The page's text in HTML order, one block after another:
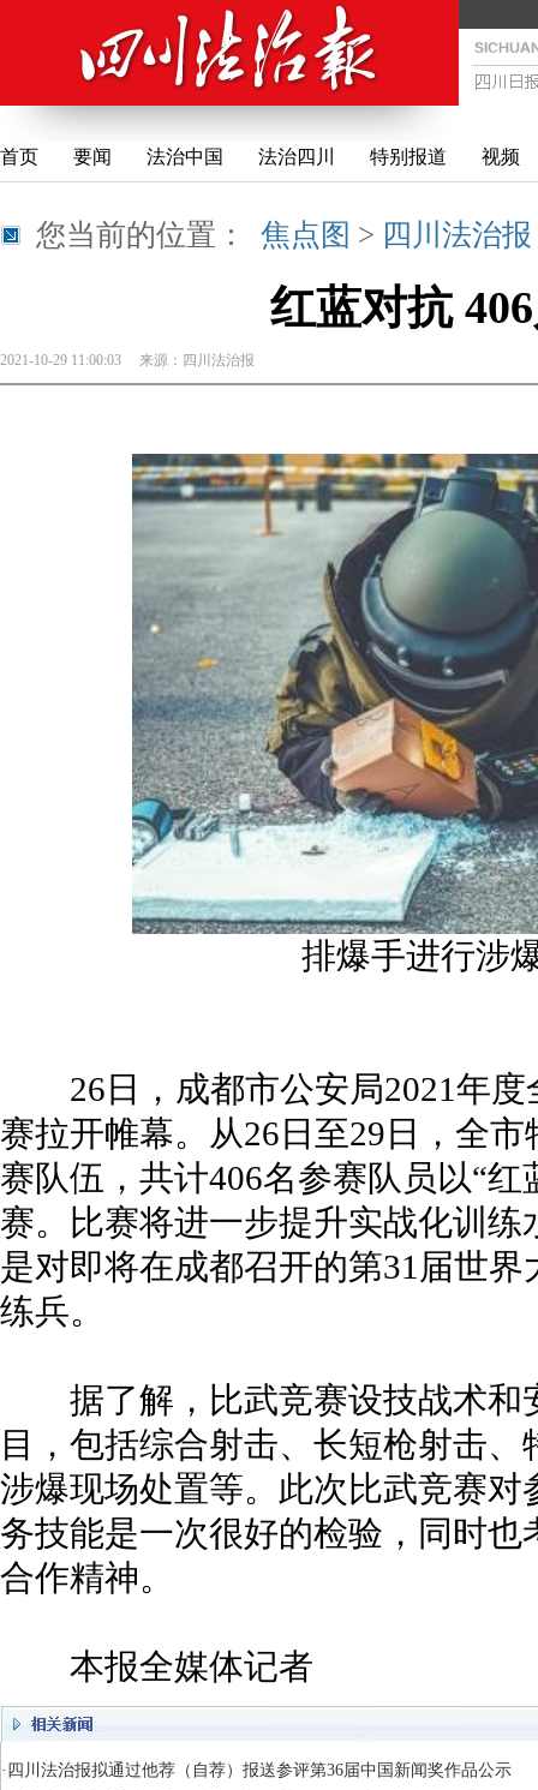
首页 要闻 法治中国 法治四川 特别报道 视频
您当前的位置： 焦点图 > 四川法治报
红蓝对抗
2021-10-29 11:00:03 来源： 四川法治报
排爆手进行涉
26日，成都市公安局2021年度
赛拉开帷幕。从26日至29日，全
赛队伍，共计406名参赛队员以“
赛。比赛将进一步提升实战化训
是对即将在成都召开的第31届世
练兵。
据了解，比武竞赛设技战术和
目，包括综合射击、长短枪射击
涉爆现场处置等。此次比武竞赛
务技能是一次很好的检验，同时
合作精神。
本报全媒体记者
·四川法治报拟通过他荐（自荐）报送参评第36届中国新闻奖作品公示